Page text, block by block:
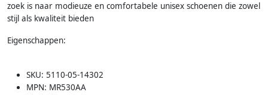
zoek is naar modieuze en comfortabele unisex schoenen die zowel
stijl als kwaliteit bieden
Eigenschappen:
SKU: 5110-05-14302
MPN: MR530AA